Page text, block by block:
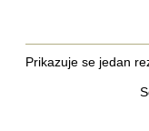
Prikazuje se jedan